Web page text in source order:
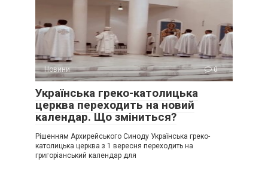
Новини 0
Українська греко-католицька
церква переходить на новий
календар. Що зміниться?
Рішенням Архирейського Синоду Українська греко-
католицька церква з 1 вересня переходить на
григоріанський календар для